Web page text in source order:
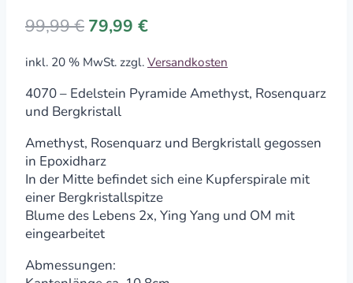
99,99€ Original
was:
99,99 €.
79,99 €Current
is:
79,99 €.
inkl. 20 % MwSt. zzgl. Versandkosten
4070 – Edelstein Pyramide Amethyst, Rosenquarz
und Bergkristall
Amethyst, Rosenquarz und Bergkristall gegossen
in Epoxidharz
In der Mitte befindet sich eine Kupferspirale mit
einer Bergkristallspitze
Blume des Lebens 2x, Ying Yang und OM mit
eingearbeitet
Abmessungen: